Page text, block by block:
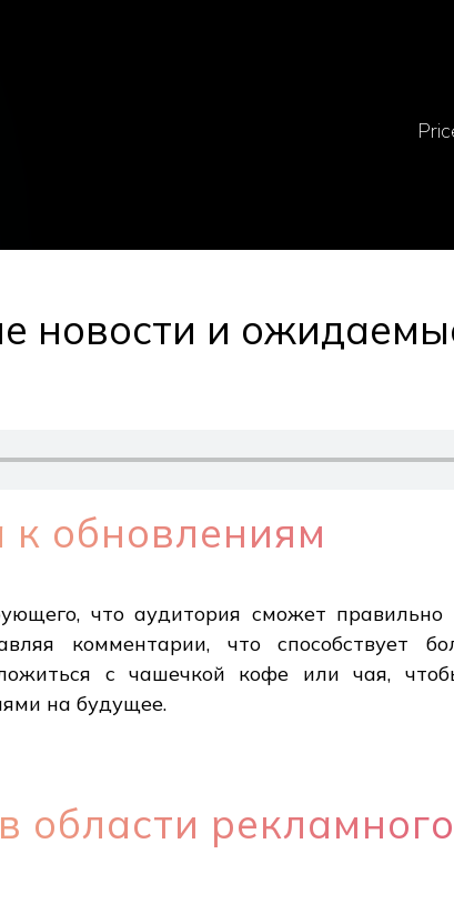
новости и
к обновлениям
что аудитория сможет
комментарии, что способствует
с чашечкой кофе или чая,
на будущее.
области